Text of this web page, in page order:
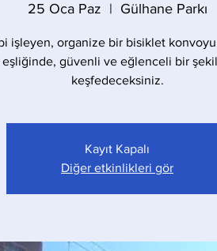
25 Oca Paz
  |
Gülhane Parkı
işleyen, organize bir bisiklet
güvenli ve eğlenceli bir
keşfedeceksiniz.
Kayıt Kapalı
Diğer etkinlikleri gör